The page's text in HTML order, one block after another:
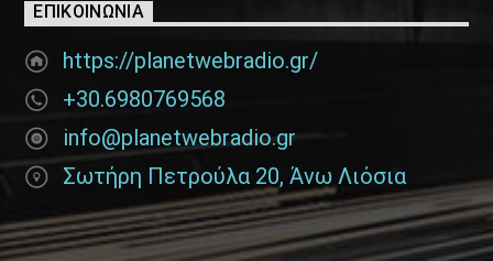
ΕΠΙΚΟΙΝΩΝΊΑ
https://planetwebradio.gr/
+30.6980769568
info@planetwebradio.gr
Σωτήρη Πετρούλα 20, Άνω Λιόσια